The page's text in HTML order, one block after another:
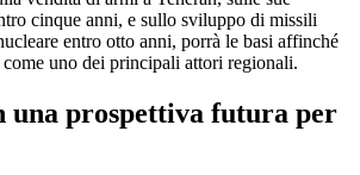
cinque anni, e sullo sviluppo di missili
entro otto anni, porrà le basi affinché
come uno dei principali attori regionali.
una prospettiva futura per